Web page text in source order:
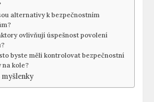
alternativy k bezpečnostním
ovlivňují úspešnost povolení
byste měli ⁣kontrolovat bezpečnostní
na ⁣kole?
myšlenky